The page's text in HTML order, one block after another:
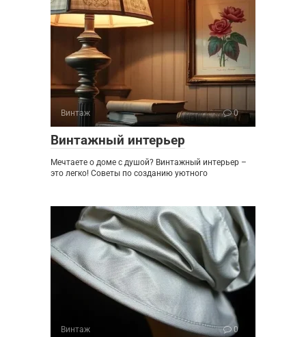
Винтаж 0
Винтажный интерьер
Мечтаете о доме с душой? Винтажный интерьер –
это легко! Советы по созданию уютного
Винтаж 0